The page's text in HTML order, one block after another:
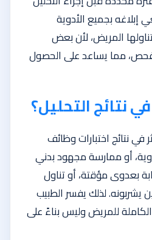
إبلاغه بجميع الأدوية
المريض، لأن بعض
مما يساعد على الحصول
نتائج التحليل؟
نتائج اختبارات وظائف
أو ممارسة مجهود بدني
بعدوى مؤقتة، أو تناول
لذلك يفسر الطبيب
للمريض وليس بناءً على